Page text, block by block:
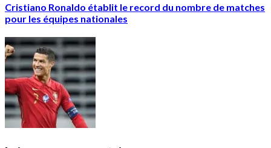
Cristiano Ronaldo établit le record du nombre de matches
pour les équipes nationales